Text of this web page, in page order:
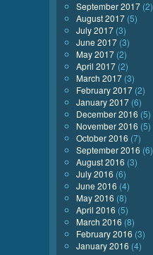
September 2017 (2)
August 2017 (5)
July 2017 (3)
June 2017 (3)
May 2017 (2)
April 2017 (2)
March 2017 (3)
February 2017 (2)
January 2017 (6)
December 2016 (5)
November 2016 (5)
October 2016 (7)
September 2016 (6)
August 2016 (3)
July 2016 (6)
June 2016 (4)
May 2016 (8)
April 2016 (5)
March 2016 (8)
February 2016 (3)
January 2016 (4)